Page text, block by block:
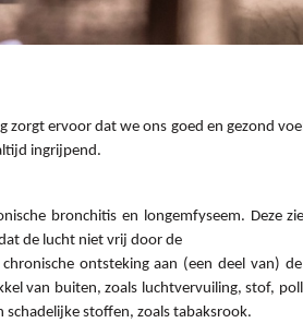
zorgt ervoor dat we ons goed en gezond
ingrijpend.
bronchitis en longemfyseem. Deze
de lucht niet vrij door de
ontsteking aan (een deel van)
van buiten, zoals luchtvervuiling, stof,
schadelijke stoffen, zoals tabaksrook.